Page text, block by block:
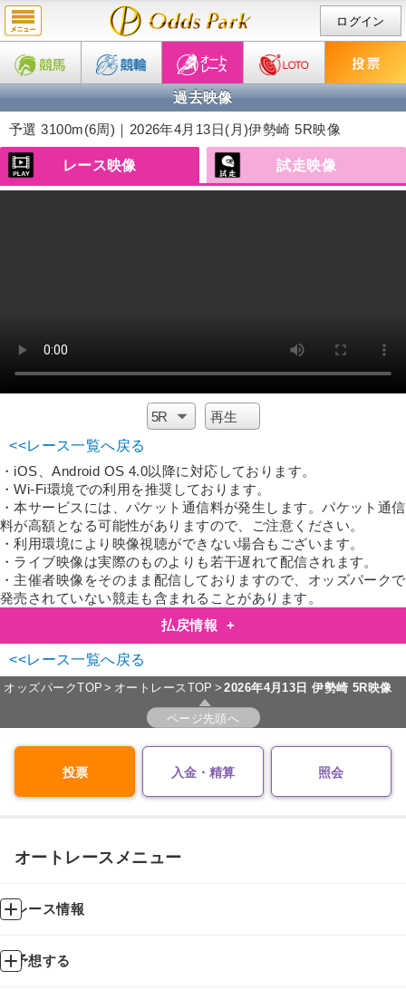
ログイン
過去映像
予選 3100m(6周)｜2026年4月13日(月)伊勢崎 5R映像
レース映像 試走映像
<<レース一覧へ戻る
・iOS、Android OS 4.0以降に対応しております。
・Wi-Fi環境での利用を推奨しております。
・本サービスには、パケット通信料が発生します。パケット通信
料が高額となる可能性がありますので、ご注意ください。
・利用環境により映像視聴ができない場合もございます。
・ライブ映像は実際のものよりも若干遅れて配信されます。
・主催者映像をそのまま配信しておりますので、オッズパークで
発売されていない競走も含まれることがあります。
払戻情報
+
<<レース一覧へ戻る
オッズパークTOP オートレースTOP 2026年4月13日伊勢崎 5R映像
ページ先頭へ
投票 入金・精算 照会
オートレースメニュー
レース情報
予想する